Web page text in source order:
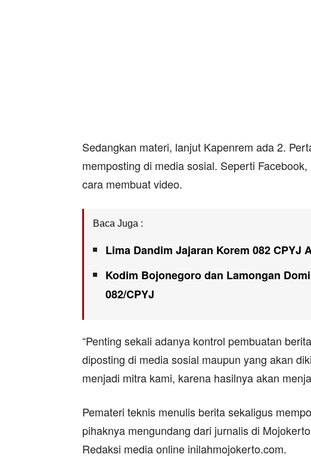
Sedangkan materi, lanjut Kapenrem ada 2.
memposting di media sosial. Seperti
cara membuat video.
Baca Juga :
Lima Dandim Jajaran Korem 082 CPYJ
Kodim Bojonegoro dan Lamongan
082/CPYJ
“Penting sekali adanya kontrol pembuatan
diposting di media sosial maupun yang akan
menjadi mitra kami, karena hasilnya akan
Pemateri teknis menulis berita sekaligus
pihaknya mengundang dari jurnalis di
Redaksi media online inilahmojokerto.com.